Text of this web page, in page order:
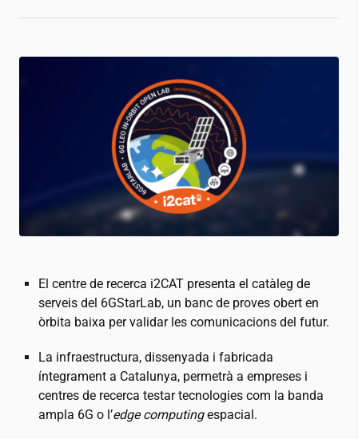
El centre de recerca i2CAT presenta el catàleg de
serveis del 6GStarLab, un banc de proves obert en
òrbita baixa per validar les comunicacions del futur.
La infraestructura, dissenyada i fabricada
íntegrament a Catalunya, permetrà a empreses i
centres de recerca testar tecnologies com la banda
ampla 6G o l’edge computingespacial.